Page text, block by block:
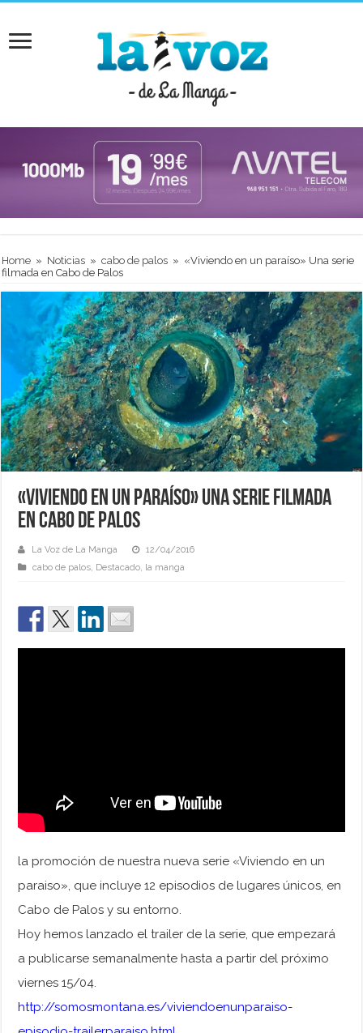
Home » Noticias » cabo de palos » «Viviendo en un paraíso» Una serie
filmada en Cabo de Palos
«Viviendo en un paraíso» Una serie filmada
en Cabo de Palos
La Voz de La Manga
12/04/2016
cabo de palos, Destacado, la manga
la promoción de nuestra nueva serie «Viviendo en un
paraiso», que incluye 12 episodios de lugares únicos, en
Cabo de Palos y su entorno.
Hoy hemos lanzado el trailer de la serie, que empezará
a publicarse semanalmente hasta a partir del próximo
viernes 15/04.
http://somosmontana.es/viviendoenunparaiso-